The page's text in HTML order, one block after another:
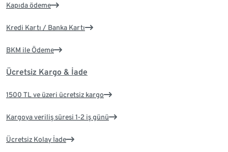
Kapıda ödeme
Kredi Kartı / Banka Kartı
BKM ile Ödeme
Ücretsiz Kargo & İade
1500 TL ve üzeri ücretsiz kargo
Kargoya veriliş süresi 1-2 iş günü
Ücretsiz Kolay İade